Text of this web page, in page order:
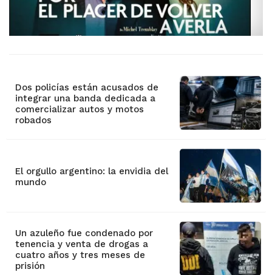
Dos policías están acusados de
integrar una banda dedicada a
comercializar autos y motos
robados
El orgullo argentino: la envidia del
mundo
Un azuleño fue condenado por
tenencia y venta de drogas a
cuatro años y tres meses de
prisión